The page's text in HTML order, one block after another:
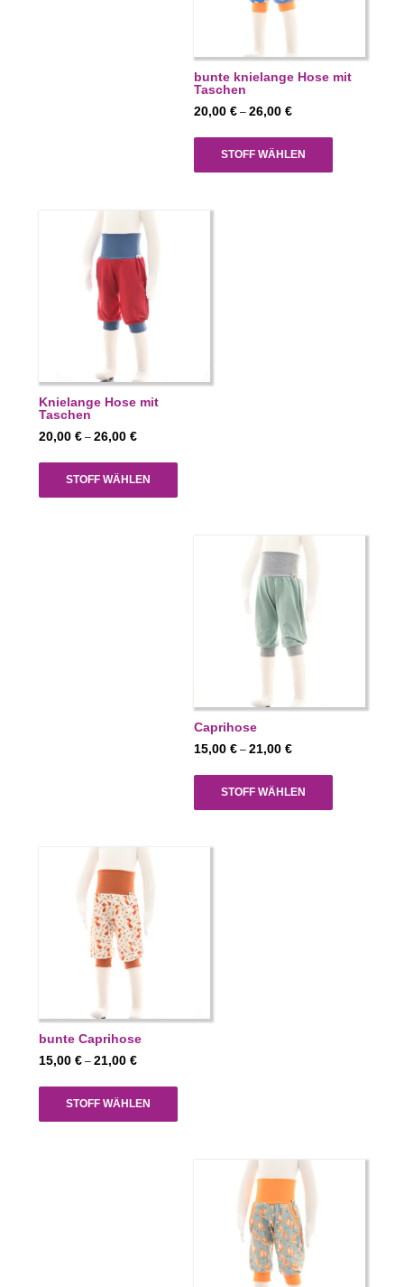
bunte knielange Hose mit
Taschen
20,00€ –26,00€Preisspanne:
26,00 €
STOFF WÄHLEN
Knielange Hose mit
Taschen
20,00 € – 26,00 €Preisspanne:
bis
26,00 €
STOFF WÄHLEN
Caprihose
15,00€ –21,00€Preisspanne:
bis
21,00 €
STOFF WÄHLEN
bunte Caprihose
15,00 € – 21,00 €Preisspanne:
21,00 €
STOFF WÄHLEN